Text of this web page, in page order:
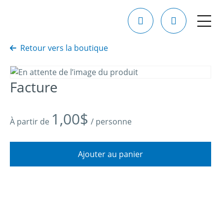
Retour vers la boutique
Facture
À partir de 1,00$ / personne
Ajouter au panier